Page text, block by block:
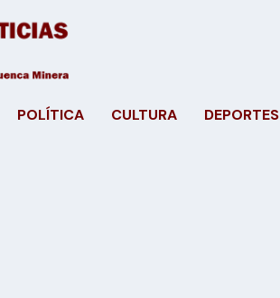
POLÍTICA CULTURA DEPORTES